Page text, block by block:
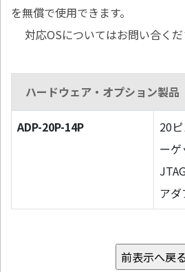
を無償で使用できます。
対応OSについてはお問い合くだ
ハードウェア・オプション製品
ADP-20P-14P
20
ー
アダ